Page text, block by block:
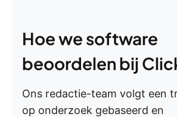
Hoe we software
beoordelen bij
Ons redactie-team volgt een
op onderzoek gebaseerd en